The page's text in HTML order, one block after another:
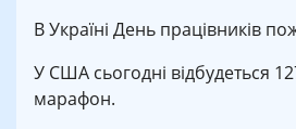
В Україні День працівників
У США сьогодні відбудеться
марафон.